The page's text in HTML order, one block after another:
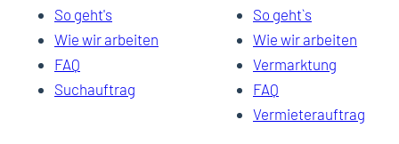
So geht's
Wie wir arbeiten
FAQ
Suchauftrag
So geht`s
Wie wir arbeiten
Vermarktung
FAQ
Vermieterauftrag